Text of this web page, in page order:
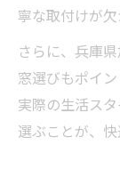
し穴
窓リ
法
快適な暮
窓リ
寧な取付けが欠
さらに、兵庫
窓選びもポイ
実際の生活ス
選ぶことが、